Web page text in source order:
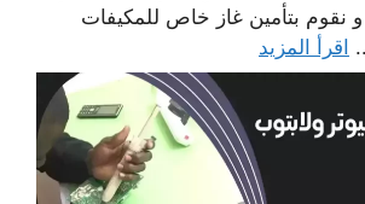
و نقوم بتأمين غاز خاص للمكيفات
اقرأ المزيد